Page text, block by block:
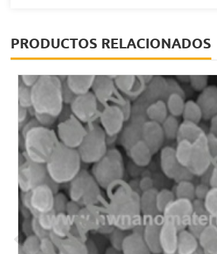
PRODUCTOS RELACIONADOS